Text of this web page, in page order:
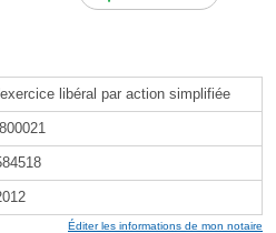
libéral par action simplifiée
Éditer les informations de mon notaire